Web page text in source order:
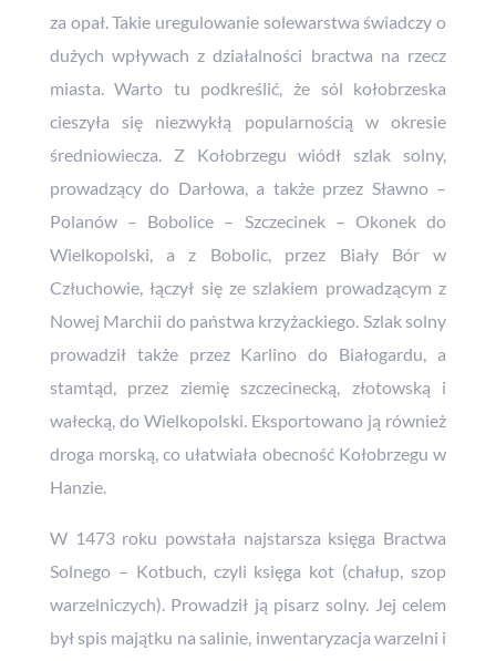
za opał. Takie uregulowanie solewarstwa świadczy o
dużych wpływach z działalności bractwa na rzecz
miasta. Warto tu podkreślić, że sól kołobrzeska
cieszyła się niezwykłą popularnością w okresie
średniowiecza. Z Kołobrzegu wiódł szlak solny,
prowadzący do Darłowa, a także przez Sławno –
Polanów – Bobolice – Szczecinek – Okonek do
Wielkopolski, a z Bobolic, przez Biały Bór w
Człuchowie, łączył się ze szlakiem prowadzącym z
Nowej Marchii do państwa krzyżackiego. Szlak solny
prowadził także przez Karlino do Białogardu, a
stamtąd, przez ziemię szczecinecką, złotowską i
wałecką, do Wielkopolski. Eksportowano ją również
droga morską, co ułatwiała obecność Kołobrzegu w
Hanzie.
W 1473 roku powstała najstarsza księga Bractwa
Solnego – Kotbuch, czyli księga kot (chałup, szop
warzelniczych). Prowadził ją pisarz solny. Jej celem
był spis majątku na salinie, inwentaryzacja warzelni i